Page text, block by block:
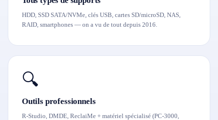
HDD, SSD SATA/NVMe, clés USB, cartes SD/microSD, NAS,
RAID, smartphones — on a vu de tout depuis 2016.
🔍
Outils professionnels
R-Studio, DMDE, ReclaiMe + matériel spécialisé (PC-3000,